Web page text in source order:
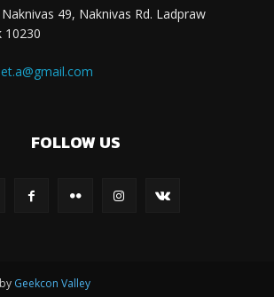
49, Naknivas Rd. Ladpraw
10230
FOLLOW US
Geekcon Valley